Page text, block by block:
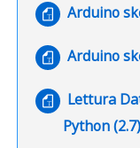
Arduino
Arduino
Lettura
Python (2.7)
File